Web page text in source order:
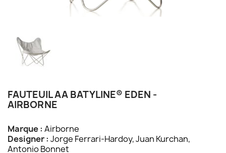
FAUTEUIL AA BATYLINE® EDEN -
AIRBORNE
Marque : Airborne
Designer : Jorge Ferrari-Hardoy, Juan Kurchan,
Antonio Bonnet